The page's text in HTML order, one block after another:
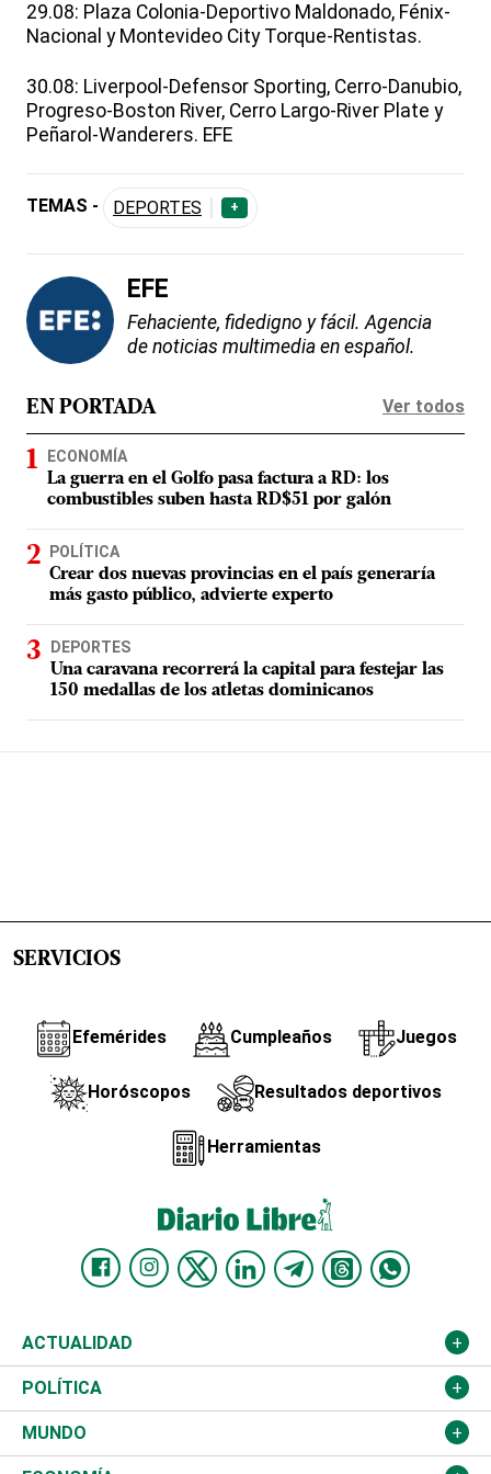
29.08: Plaza Colonia-Deportivo Maldonado, Fénix-
Nacional y Montevideo City Torque-Rentistas.
30.08: Liverpool-Defensor Sporting, Cerro-Danubio,
Progreso-Boston River, Cerro Largo-River Plate y
Peñarol-Wanderers. EFE
TEMAS - DEPORTES +
EFE
Fehaciente, fidedigno y fácil. Agencia
de noticias multimedia en español.
EN PORTADA Ver todos
ECONOMÍA
La guerra en el Golfo pasa factura a RD: los
combustibles suben hasta RD$51 por galón
POLÍTICA
Crear dos nuevas provincias en el país generaría
más gasto público, advierte experto
DEPORTES
Una caravana recorrerá la capital para festejar las
150 medallas de los atletas dominicanos
SERVICIOS
Efemérides Cumpleaños Juegos
Horóscopos Resultados deportivos
Herramientas
ACTUALIDAD
Nacional
Ciudad
POLÍTICA
Partidos
MUNDO